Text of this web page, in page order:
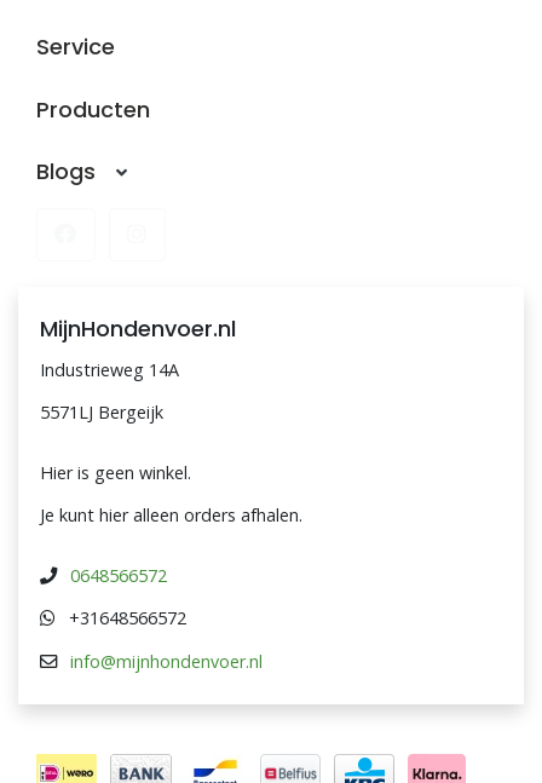
Service
Producten
Blogs
MijnHondenvoer.nl
Industrieweg 14A
5571LJ Bergeijk
Hier is geen winkel.
Je kunt hier alleen orders afhalen.
0648566572
+31648566572
info@mijnhondenvoer.nl